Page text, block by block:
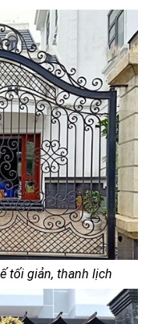
tối giản, thanh lịch